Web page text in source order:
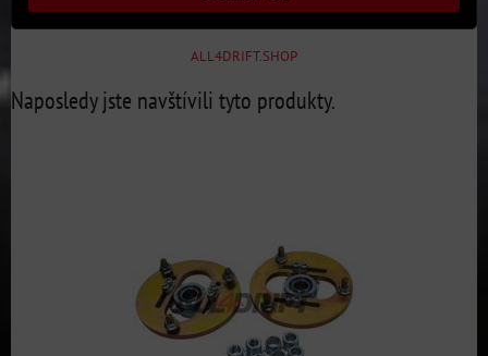
ALL4DRIFT.SHOP
Naposledy jste navštívili tyto produkty.